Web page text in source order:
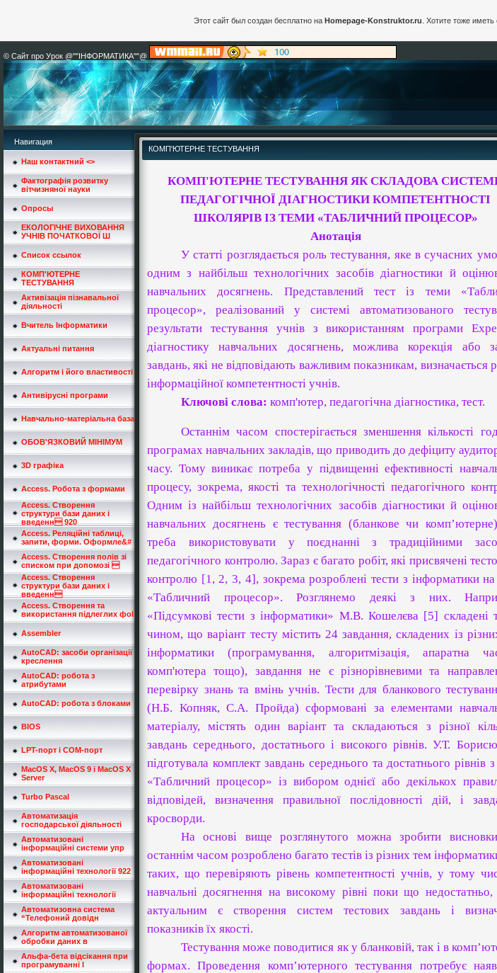
© Сайт про Урок @""ІНФОРМАТИКА""@
Навигация
Наш контактний <>
Фактографія розвитку
вітчизняної науки
Опросы
ЕКОЛОГІЧНЕ ВИХОВАННЯ
УЧНІВ ПОЧАТКОВОЇ Ш
Список ссылок
КОМП'ЮТЕРНЕ
ТЕСТУВАННЯ
Активізація пізнавальної
діяльності
Вчитель Інформатики
Актуальні питання
Алгоритм і його властивості
Антивірусні програми
Навчально-матеріальна база
ОБОВ'ЯЗКОВИЙ МІНІМУМ
3D графіка
Access. Робота з формами
Access. Створення
структури бази даних i
введенн 920
Access. Реляційні таблиці,
запити, форми. Оформле&#
Access. Створення полів зі
списком при допомозі 
Access. Створення
структури бази даних i
введенн
Access. Створення та
використання підлеглих фоl
Assembler
AutoCAD: засоби організації
креслення
AutoCAD: робота з
атрибутами
AutoCAD: робота з блоками
BIOS
LPT-порт і СOM-порт
MacOS Х, MacOS 9 і MacOS X
Server
Turbo Pascal
Автоматизація
господарської діяльності
Автоматизовані
інформаційні системи упр
Автоматизовані
інформаційні технології 922
Автоматизовані
інформаційні технології
Автоматизовна система
“Телефоний довідн
Алгоритм автоматизованої
обробки даних в
Альфа-бета відсікання при
програмуванні l
КОМП'ЮТЕРНЕ ТЕСТУВАННЯ
КОМП'ЮТЕРНЕ ТЕСТУВАННЯ ЯК СКЛАДОВА
ПЕДАГОГІЧНОЇ ДІАГНОСТИКИ КОМПЕТЕНТНОСТІ
ШКОЛЯРІВ ІЗ ТЕМИ «ТАБЛИЧНИЙ ПРОЦЕСОР»
Анотація
У статті розглядається роль тестування, яке в сучасних
одним з найбільш технологічних засобів діагностики й
навчальних досягнень. Представлений тест із теми
процесор», реалізований у системі автоматизованого
результати тестування учнів з використанням програми
діагностику навчальних досягнень, можлива корекція або
завдань, які не відповідають важливим показникам, визначається
інформаційної компетентності учнів.
Ключові слова: комп'ютер, педагогічна діагностика, тест.
Останнім часом спостерігається зменшення кількості
програмах навчальних закладів, що приводить до дефіциту
часу. Тому виникає потреба у підвищенні ефективності
процесу, зокрема, якості та технологічності педагогічного
Одним із найбільш технологічних засобів діагностики й
навчальних досягнень є тестування (бланкове чи
треба використовувати у поєднанні з традиційними
педагогічного контролю. Зараз є багато робіт, які присвячені
контролю [1,2,3, 4], зокрема розроблені тести з інформатики
«Табличний процесор». Розглянемо деякі з них.
«Підсумкові тести з інформатики» М.В. Кошелєва [5] складені
чином, що варіант тесту містить 24 завдання, складених із
інформатики (програмування, алгоритмізація, апаратна
комп'ютера тощо), завдання не є різнорівневими та
перевірку знань та вмінь учнів. Тести для бланкового
(Н.Б. Копняк, С.А. Пройда) сформовані за елементами
матеріалу, містять один варіант та складаються з різної
завдань середнього, достатнього і високого рівнів. У.Т.
підготувала комплект завдань середнього та достатнього рівнів
«Табличний процесор» із вибором однієї або декількох
відповідей, визначення правильної послідовності дій, і
кросворди.
На основі вище розглянутого можна зробити
останнім часом розроблено багато тестів із різних тем
таких, що перевіряють рівень компетентності учнів, у тому
навчальні досягнення на високому рівні поки що
актуальним є створення систем тестових завдань і
показників їх якості.
Тестування може поводитися як у бланковій, так і в
формах. Проведення комп’ютерного тестування потребує
Этот сайт был создан бесплатно на Homepage-Konstruktor.ru . Хотите тоже